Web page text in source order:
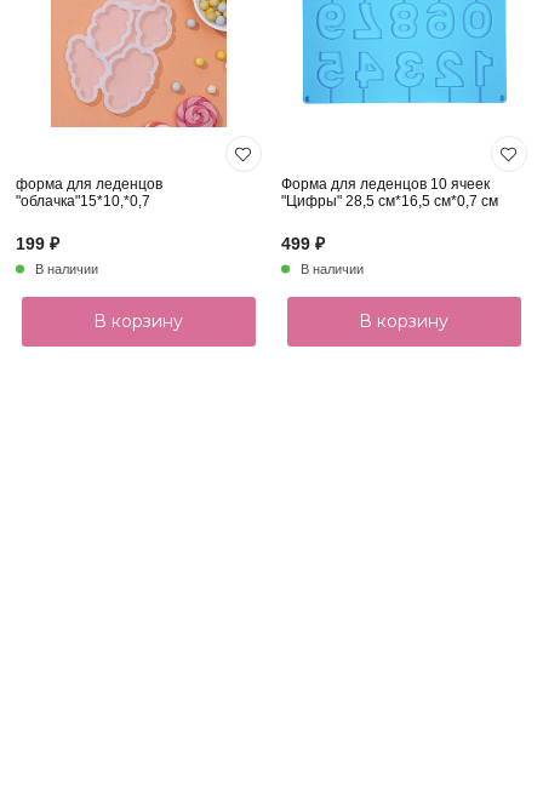
форма для леденцов
"облачка"15*10,*0,7
199 ₽
В наличии
В корзину
Форма для леденцов 10 ячеек
"Цифры" 28,5 см*16,5 см*0,7 см
499 ₽
В наличии
В корзину